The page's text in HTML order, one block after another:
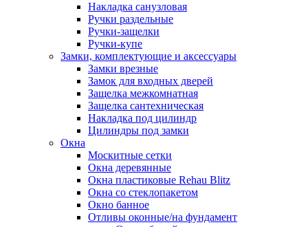
Накладка санузловая
Ручки раздельные
Ручки-защелки
Ручки-купе
Замки, комплектующие и аксессуары
Замки врезные
Замок для входных дверей
Защелка межкомнатная
Защелка сантехническая
Накладка под цилиндр
Цилиндры под замки
Окна
Москитные сетки
Окна деревянные
Окна пластиковые Rehau Blitz
Окна со стеклопакетом
Окно банное
Отливы оконные/на фундамент